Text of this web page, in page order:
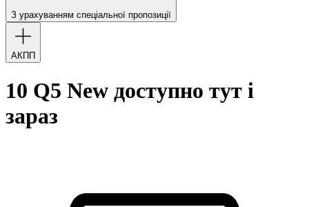
З урахуванням спеціальної пропозиції
АКПП
10 Q5 New доступно тут і
зараз